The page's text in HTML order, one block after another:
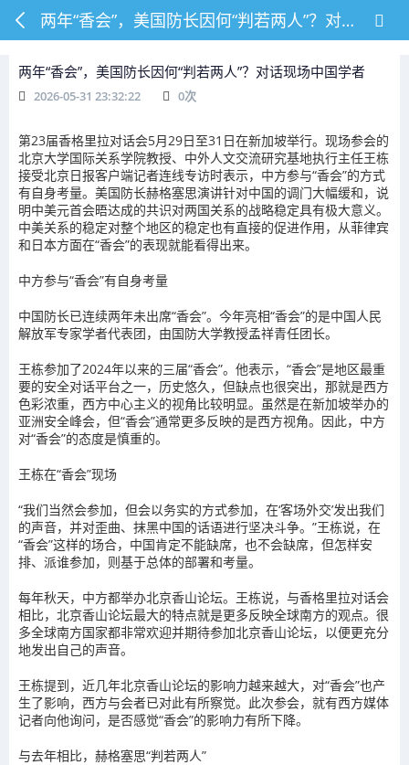
两年“香会”，美国防长因何“判若两人”？对话现场中国学者
两年“香会”，美国防长因何“判若两人”？对话现场中国学者
2026-05-31 23:32:22 0次
第23届香格里拉对话会5月29日至31日在新加坡举行。现场参会的
北京大学国际关系学院教授、中外人文交流研究基地执行主任王栋
接受北京日报客户端记者连线专访时表示，中方参与“香会”的方式
有自身考量。美国防长赫格塞思演讲针对中国的调门大幅缓和，说
明中美元首会晤达成的共识对两国关系的战略稳定具有极大意义。
中美关系的稳定对整个地区的稳定也有直接的促进作用，从菲律宾
和日本方面在“香会”的表现就能看得出来。
中方参与“香会”有自身考量
中国防长已连续两年未出席“香会”。今年亮相“香会”的是中国人民
解放军专家学者代表团，由国防大学教授孟祥青任团长。
王栋参加了2024年以来的三届“香会”。他表示，“香会”是地区最重
要的安全对话平台之一，历史悠久，但缺点也很突出，那就是西方
色彩浓重，西方中心主义的视角比较明显。虽然是在新加坡举办的
亚洲安全峰会，但“香会”通常更多反映的是西方视角。因此，中方
对“香会”的态度是慎重的。
王栋在“香会”现场
“我们当然会参加，但会以务实的方式参加，在‘客场外交’发出我们
的声音，并对歪曲、抹黑中国的话语进行坚决斗争。”王栋说，在
“香会”这样的场合，中国肯定不能缺席，也不会缺席，但怎样安
排、派谁参加，则基于总体的部署和考量。
每年秋天，中方都举办北京香山论坛。王栋说，与香格里拉对话会
相比，北京香山论坛最大的特点就是更多反映全球南方的观点。很
多全球南方国家都非常欢迎并期待参加北京香山论坛，以便更充分
地发出自己的声音。
王栋提到，近几年北京香山论坛的影响力越来越大，对“香会”也产
生了影响，西方与会者已对此有所察觉。此次参会，就有西方媒体
记者向他询问，是否感觉“香会”的影响力有所下降。
与去年相比，赫格塞思“判若两人”